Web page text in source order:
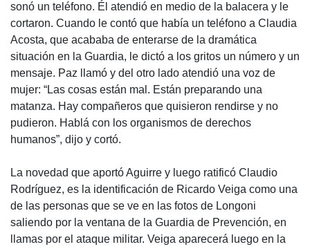
sonó un teléfono. Él atendió en medio de la balacera y le
cortaron. Cuando le contó que había un teléfono a Claudia
Acosta, que acababa de enterarse de la dramática
situación en la Guardia, le dictó a los gritos un número y un
mensaje. Paz llamó y del otro lado atendió una voz de
mujer: “Las cosas están mal. Están preparando una
matanza. Hay compañeros que quisieron rendirse y no
pudieron. Hablá con los organismos de derechos
humanos”, dijo y cortó.
La novedad que aportó Aguirre y luego ratificó Claudio
Rodríguez, es la identificación de Ricardo Veiga como una
de las personas que se ve en las fotos de Longoni
saliendo por la ventana de la Guardia de Prevención, en
llamas por el ataque militar. Veiga aparecerá luego en la